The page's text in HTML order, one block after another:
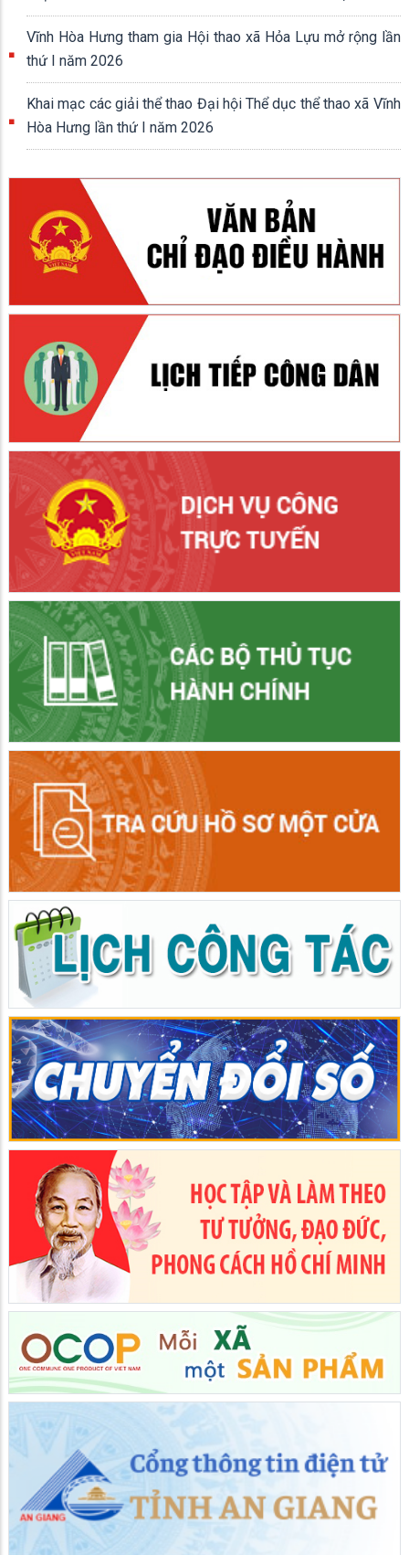
NHẤT ĐẤT NƯỚC (30/4/1975 - 30/4/2026)
Vĩnh Hòa Hưng tham gia Hội thao xã Hỏa Lựu mở rộng lần
thứ I năm 2026
Khai mạc các giải thể thao Đại hội Thể dục thể thao xã Vĩnh
Hòa Hưng lần thứ I năm 2026